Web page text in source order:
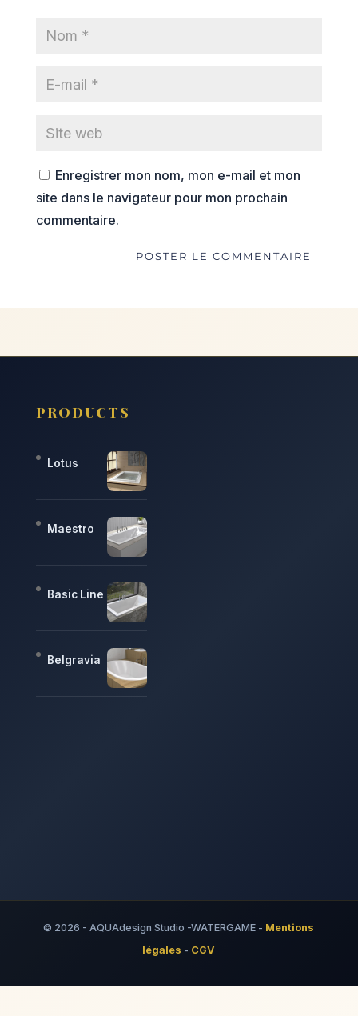
Enregistrer mon nom, mon e-mail et mon
site dans le navigateur pour mon prochain
commentaire.
PRODUCTS
Lotus
Maestro
Basic Line
Belgravia
© 2026 - AQUAdesign Studio -WATERGAME - Mentions
légales - CGV